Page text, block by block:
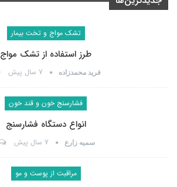
تشک مواج و تخت بیمار
طرز استفاده از تشک مواج
فرید محمدزاده 7 سال پیش
فشارسنج خون و قند خون
انواع دستگاه فشارسنج
سمیه زارع 7 سال پیش
مراقبت از پوست و مو